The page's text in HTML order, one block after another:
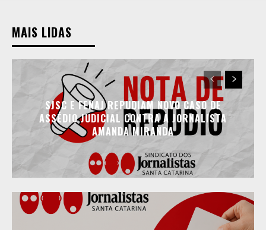
MAIS LIDAS
SJSC E FENAJ REPUDIAM NOVO CASO DE
ASSÉDIO JUDICIAL CONTRA A JORNALISTA
AMANDA MIRANDA